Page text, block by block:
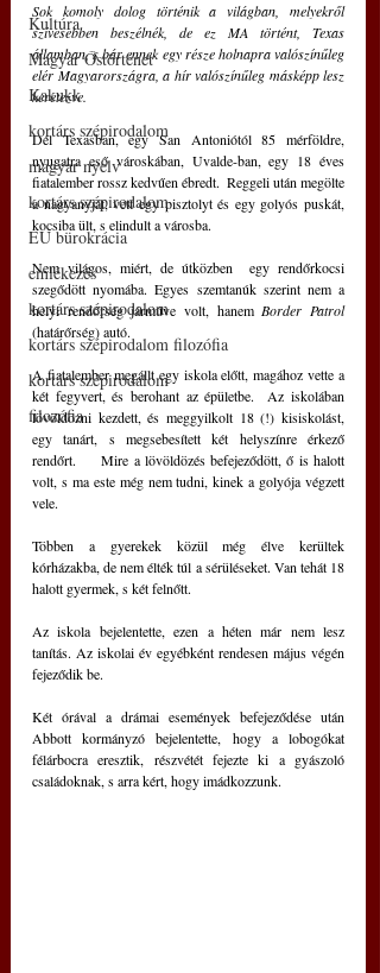
Kultúra
Magyar Őstörténet
Kakukk
kortárs szépirodalom
magyar nyelv
kortárs szépirodalom
EU bürokrácia
emlékezés
kortárs szépirodalom
kortárs szépirodalom filozófia
kortárs szépirodalom
filozófia
Sok komoly dolog történik a világban, melyekről
szívesebben beszélnék, de ez MA történt, Texas
államban, s bár ennek egy része holnapra valószínűleg
elér Magyarországra, a hír valószínűleg másképp lesz
keretezve.
Dél Texasban, egy San Antoniótól 85 mérföldre,
nyugatra eső városkában, Uvalde-ban, egy 18 éves
fiatalember rossz kedvűen ébredt.  Reggeli után megölte
a nagyanyját, vett egy pisztolyt és egy golyós puskát,
kocsiba ült, s elindult a városba.
Nem világos, miért, de útközben  egy rendőrkocsi
szegődött nyomába. Egyes szemtanúk szerint nem a
helyi rendőrség járműve volt, hanem Border Patrol
(határőrség) autó.
A fiatalember megállt egy iskola előtt, magához vette a
két fegyvert, és berohant az épületbe.  Az iskolában
lövöldözni kezdett, és meggyilkolt 18 (!) kisiskolást,
egy tanárt, s megsebesített két helyszínre érkező
rendőrt.     Mire a lövöldözés befejeződött, ő is halott
volt, s ma este még nem tudni, kinek a golyója végzett
vele.
Többen a gyerekek közül még élve kerültek
kórházakba, de nem élték túl a sérüléseket. Van tehát 18
halott gyermek, s két felnőtt.
Az iskola bejelentette, ezen a héten már nem lesz
tanítás. Az iskolai év egyébként rendesen május végén
fejeződik be.
Két órával a drámai események befejeződése után
Abbott kormányzó bejelentette, hogy a lobogókat
félárbocra eresztik, részvétét fejezte ki a gyászoló
családoknak, s arra kért, hogy imádkozzunk.